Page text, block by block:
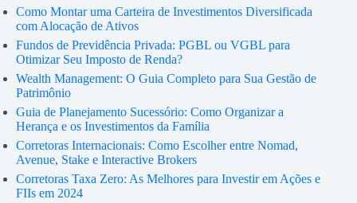
Como Montar uma Carteira de Investimentos Diversificada
com Alocação de Ativos
Fundos de Previdência Privada: PGBL ou VGBL para
Otimizar Seu Imposto de Renda?
Wealth Management: O Guia Completo para Sua Gestão de
Patrimônio
Guia de Planejamento Sucessório: Como Organizar a
Herança e os Investimentos da Família
Corretoras Internacionais: Como Escolher entre Nomad,
Avenue, Stake e Interactive Brokers
Corretoras Taxa Zero: As Melhores para Investir em Ações e
FIIs em 2024